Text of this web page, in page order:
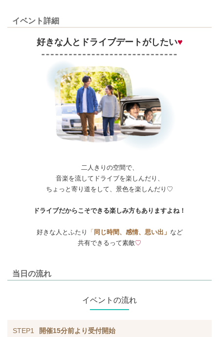
イベント詳細
好きな人とドライブデートがしたい♥
二人きりの空間で、
音楽を流してドライブを楽しんだり、
ちょっと寄り道をして、景色を楽しんだり♡
ドライブだからこそできる楽しみ方もありますよね！
好きな人とふたり 「同じ時間、感情、思い出」 など
共有できるって素敵♡
当日の流れ
イベントの流れ
STEP1 開催15分前より受付開始